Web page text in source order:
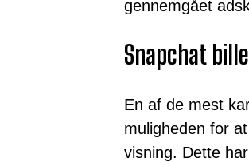
gennemgået
Snapchat
En af de mest
muligheden for
visning. Dette